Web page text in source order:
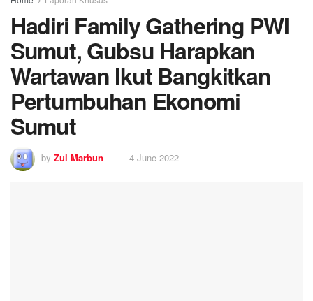
Hadiri Family Gathering PWI
Sumut, Gubsu Harapkan
Wartawan Ikut Bangkitkan
Pertumbuhan Ekonomi
Sumut
by Zul Marbun 4 June 2022